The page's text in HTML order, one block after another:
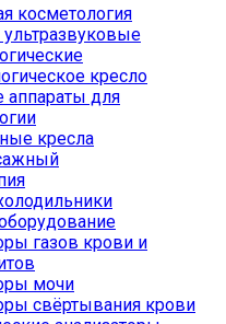
косметология
кресло
аппараты для
кресла
газов крови и
мочи
свёртывания крови